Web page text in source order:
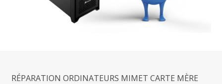
RÉPARATION ORDINATEURS MIMET CARTE MÈRE